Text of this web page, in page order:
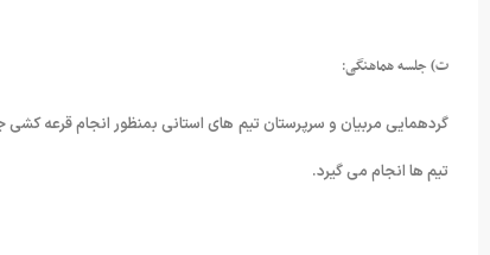
ت) جلسه هماهنگی:
تیم ها انجام می گیرد.